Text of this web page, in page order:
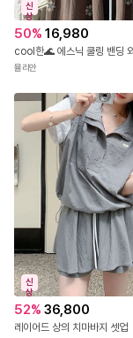
신
상
50% 16,980
cool한🌊 에스닉 쿨링 밴딩
뮬리안
신
상
52% 36,800
레이어드 상의 치마바지 셋업